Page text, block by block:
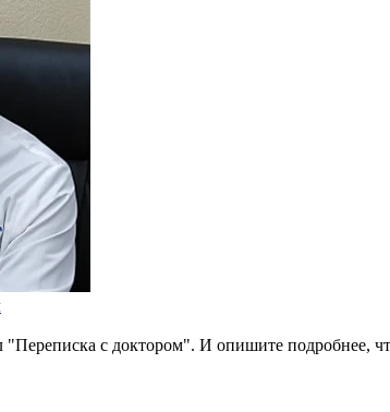
с доктором". И опишите подробнее,